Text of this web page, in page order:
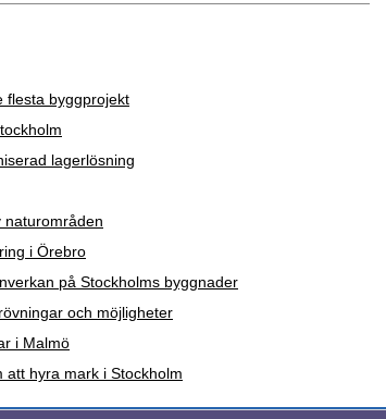
flesta byggprojekt
lagerlösning
naturområden
i Örebro
på Stockholms byggnader
och möjligheter
i Malmö
att hyra mark i Stockholm